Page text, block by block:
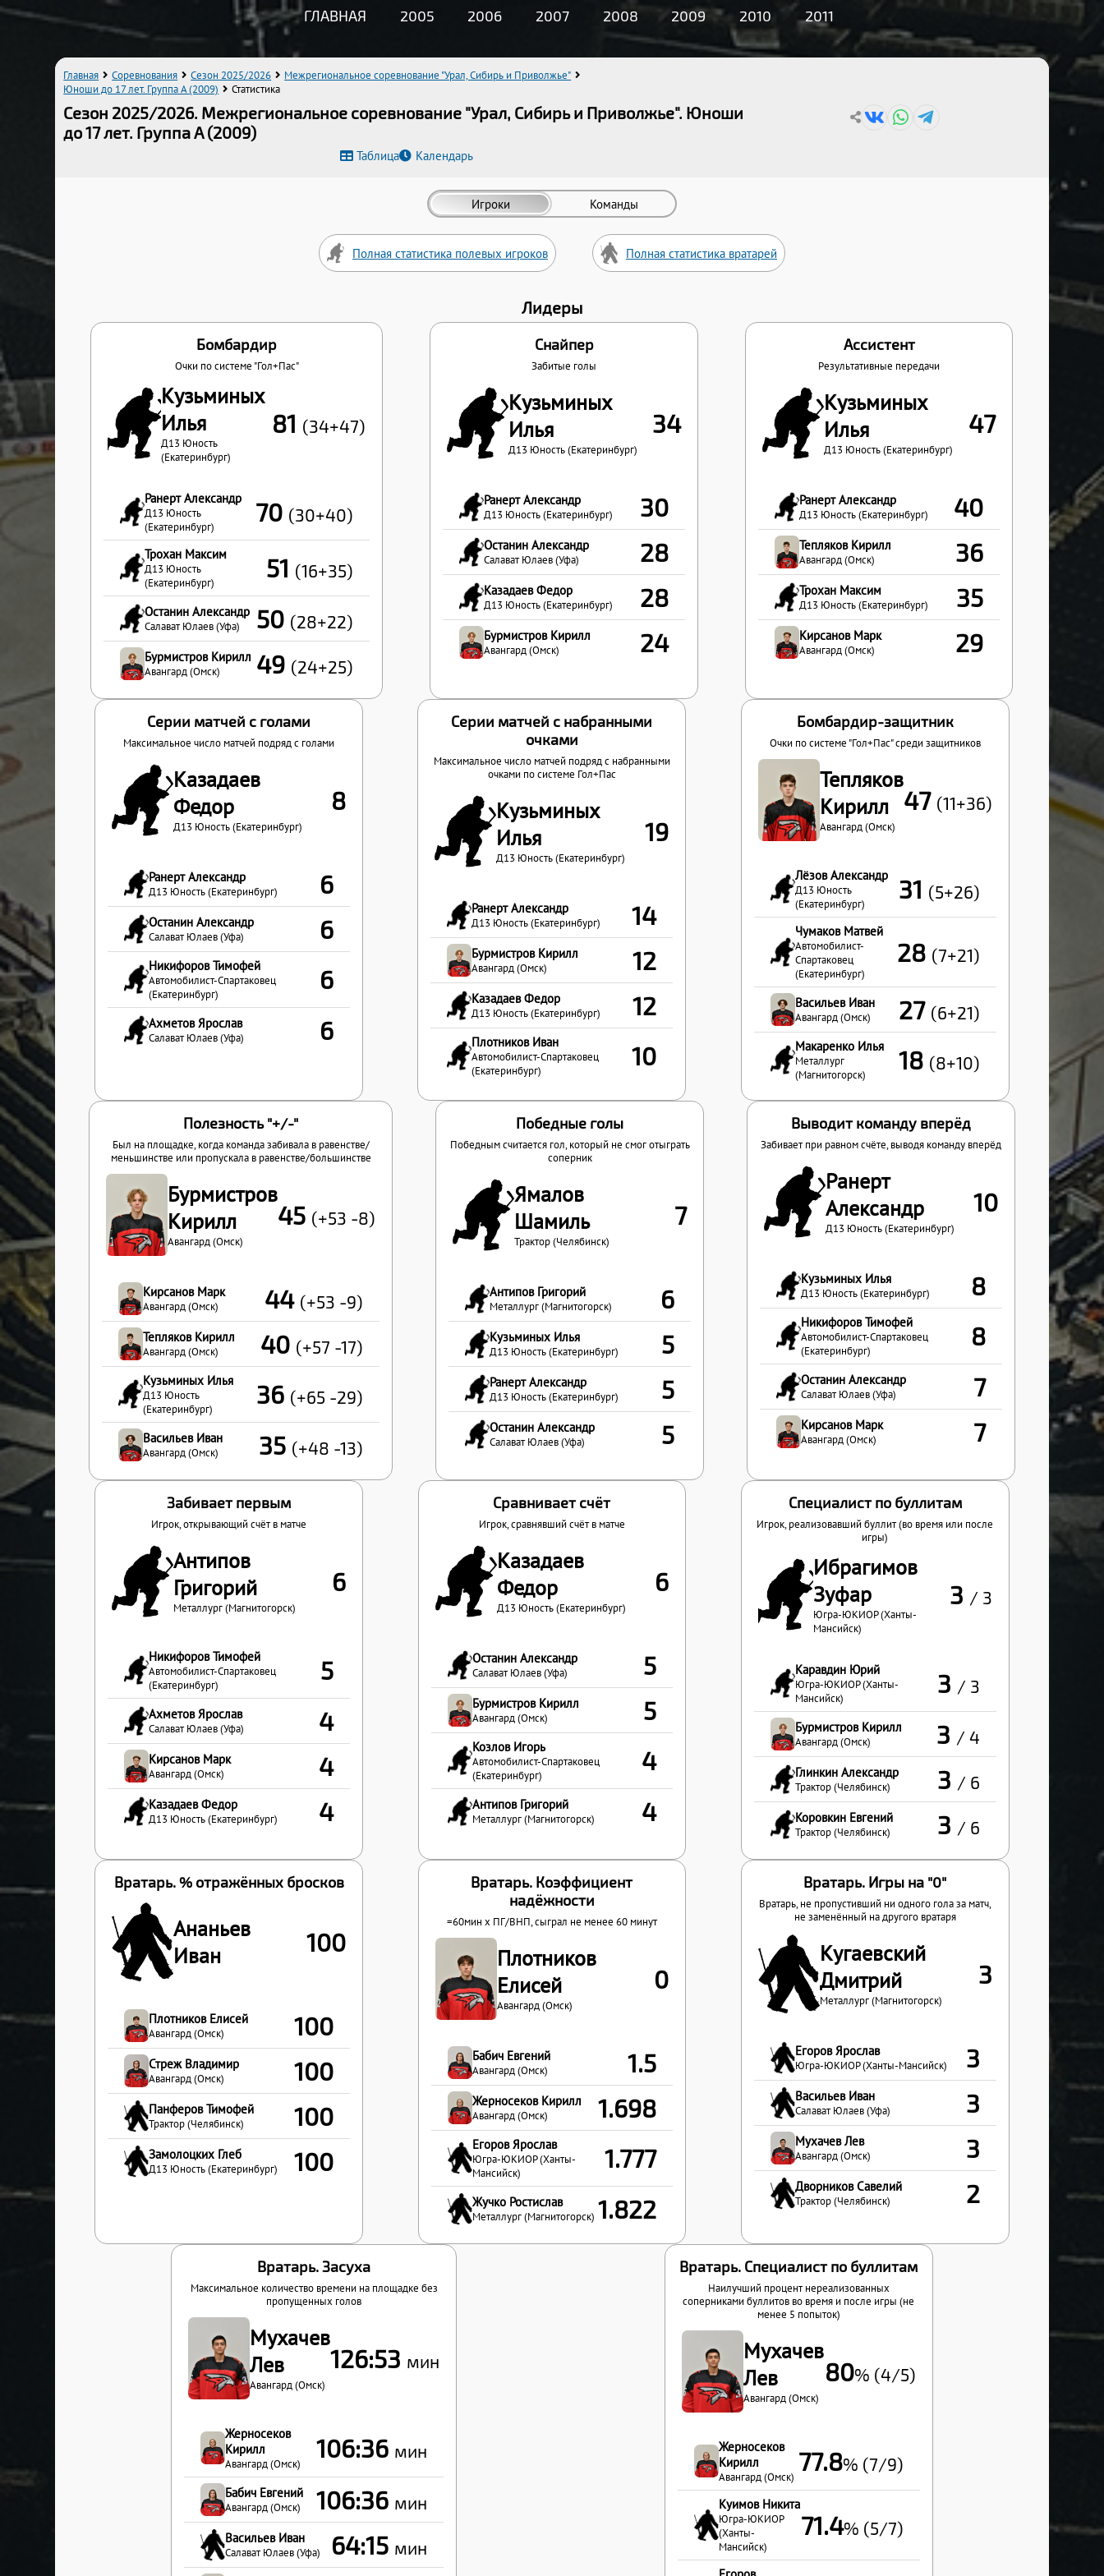
ГЛАВНАЯ 2005 2006 2007 2008 2009 2010 2011
Главная Соревнования Сезон 2025/2026
Межрегиональное соревнование "Урал, Сибирь и Приволжье"
Юноши до 17 лет. Группа A (2009)
Статистика
Сезон 2025/2026. Межрегиональное соревнование "Урал, Сибирь и Приволжье". Юноши
до 17 лет. Группа A (2009)
Таблица Календарь
Игроки Команды
Полная статистика полевых игроков Полная статистика вратарей
Лидеры
Бомбардир
Очки по системе "Гол+Пас"
Кузьминых
Илья
Д13 Юность
(Екатеринбург)
81 (34+47)
Ранерт Александр
Д13 Юность
(Екатеринбург)
70 (30+40)
Трохан Максим
Д13 Юность
(Екатеринбург)
51 (16+35)
Останин Александр
Салават Юлаев (Уфа) 50 (28+22)
Бурмистров Кирилл
Авангард (Омск) 49 (24+25)
Снайпер
Забитые голы
Кузьминых
Илья
Д13 Юность (Екатеринбург)
34
Ранерт Александр
Д13 Юность (Екатеринбург) 30
Останин Александр
Салават Юлаев (Уфа) 28
Казадаев Федор
Д13 Юность (Екатеринбург) 28
Бурмистров Кирилл
Авангард (Омск) 24
Ассистент
Результативные передачи
Кузьминых
Илья
Д13 Юность (Екатеринбург)
47
Ранерт Александр
Д13 Юность (Екатеринбург) 40
Тепляков Кирилл
Авангард (Омск) 36
Трохан Максим
Д13 Юность (Екатеринбург) 35
Кирсанов Марк
Авангард (Омск) 29
Серии матчей с голами
Максимальное число матчей подряд с голами
Казадаев
Федор
Д13 Юность (Екатеринбург)
8
Ранерт Александр
Д13 Юность (Екатеринбург) 6
Останин Александр
Салават Юлаев (Уфа) 6
Никифоров Тимофей
Автомобилист-Спартаковец
(Екатеринбург)
6
Ахметов Ярослав
Салават Юлаев (Уфа) 6
Серии матчей с набранными
очками
Максимальное число матчей подряд с набранными
очками по системе Гол+Пас
Кузьминых
Илья
Д13 Юность (Екатеринбург)
19
Ранерт Александр
Д13 Юность (Екатеринбург) 14
Бурмистров Кирилл
Авангард (Омск) 12
Казадаев Федор
Д13 Юность (Екатеринбург) 12
Плотников Иван
Автомобилист-Спартаковец
(Екатеринбург)
10
Бомбардир-защитник
Очки по системе "Гол+Пас" среди защитников
Тепляков
Кирилл
Авангард (Омск)
47 (11+36)
Лёзов Александр
Д13 Юность
(Екатеринбург)
31 (5+26)
Чумаков Матвей
Автомобилист-
Спартаковец
(Екатеринбург)
28 (7+21)
Васильев Иван
Авангард (Омск) 27 (6+21)
Макаренко Илья
Металлург
(Магнитогорск)
18 (8+10)
Полезность "+/-"
Был на площадке, когда команда забивала в равенстве/
меньшинстве или пропускала в равенстве/большинстве
Бурмистров
Кирилл
Авангард (Омск)
45 (+53 -8)
Кирсанов Марк
Авангард (Омск) 44 (+53 -9)
Тепляков Кирилл
Авангард (Омск) 40 (+57 -17)
Кузьминых Илья
Д13 Юность
(Екатеринбург)
36 (+65 -29)
Васильев Иван
Авангард (Омск) 35 (+48 -13)
Победные голы
Победным считается гол, который не смог отыграть
соперник
Ямалов
Шамиль
Трактор (Челябинск)
7
Антипов Григорий
Металлург (Магнитогорск) 6
Кузьминых Илья
Д13 Юность (Екатеринбург) 5
Ранерт Александр
Д13 Юность (Екатеринбург) 5
Останин Александр
Салават Юлаев (Уфа) 5
Выводит команду вперёд
Забивает при равном счёте, выводя команду вперёд
Ранерт
Александр
Д13 Юность (Екатеринбург)
10
Кузьминых Илья
Д13 Юность (Екатеринбург) 8
Никифоров Тимофей
Автомобилист-Спартаковец
(Екатеринбург)
8
Останин Александр
Салават Юлаев (Уфа) 7
Кирсанов Марк
Авангард (Омск) 7
Забивает первым
Игрок, открывающий счёт в матче
Антипов
Григорий
Металлург (Магнитогорск)
6
Никифоров Тимофей
Автомобилист-Спартаковец
(Екатеринбург)
5
Ахметов Ярослав
Салават Юлаев (Уфа) 4
Кирсанов Марк
Авангард (Омск) 4
Казадаев Федор
Д13 Юность (Екатеринбург) 4
Сравнивает счёт
Игрок, сравнявший счёт в матче
Казадаев
Федор
Д13 Юность (Екатеринбург)
6
Останин Александр
Салават Юлаев (Уфа) 5
Бурмистров Кирилл
Авангард (Омск) 5
Козлов Игорь
Автомобилист-Спартаковец
(Екатеринбург)
4
Антипов Григорий
Металлург (Магнитогорск) 4
Специалист по буллитам
Игрок, реализовавший буллит (во время или после
игры)
Ибрагимов
Зуфар
Югра-ЮКИОР (Ханты-
Мансийск)
3 / 3
Каравдин Юрий
Югра-ЮКИОР (Ханты-
Мансийск)
3 / 3
Бурмистров Кирилл
Авангард (Омск) 3 / 4
Глинкин Александр
Трактор (Челябинск) 3 / 6
Коровкин Евгений
Трактор (Челябинск) 3 / 6
Вратарь. % отражённых бросков
Ананьев
Иван
100
Плотников Елисей
Авангард (Омск) 100
Стреж Владимир
Авангард (Омск) 100
Панферов Тимофей
Трактор (Челябинск) 100
Замолоцких Глеб
Д13 Юность (Екатеринбург) 100
Вратарь. Коэффициент
надёжности
=60мин x ПГ/ВНП , сыграл не менее 60 минут
Плотников
Елисей
Авангард (Омск)
0
Бабич Евгений
Авангард (Омск) 1.5
Жерносеков Кирилл
Авангард (Омск) 1.698
Егоров Ярослав
Югра-ЮКИОР (Ханты-
Мансийск)
1.777
Жучко Ростислав
Металлург (Магнитогорск) 1.822
Вратарь. Игры на "0"
Вратарь, не пропустивший ни одного гола за матч,
не заменённый на другого вратаря
Кугаевский
Дмитрий
Металлург (Магнитогорск)
3
Егоров Ярослав
Югра-ЮКИОР (Ханты-Мансийск) 3
Васильев Иван
Салават Юлаев (Уфа) 3
Мухачев Лев
Авангард (Омск) 3
Дворников Савелий
Трактор (Челябинск) 2
Вратарь. Засуха
Максимальное количество времени на площадке без
пропущенных голов
Мухачев
Лев
Авангард (Омск)
126:53 мин
Жерносеков
Кирилл
Авангард (Омск)
106:36 мин
Бабич Евгений
Авангард (Омск) 106:36 мин
Васильев Иван
Салават Юлаев (Уфа) 64:15 мин
Вратарь. Специалист по буллитам
Наилучший процент нереализованных
соперниками буллитов во время и после игры (не
менее 5 попыток)
Мухачев
Лев
Авангард (Омск)
80% (4/5)
Жерносеков
Кирилл
Авангард (Омск)
77.8% (7/9)
Куимов Никита
Югра-ЮКИОР
(Ханты-
Мансийск)
71.4% (5/7)